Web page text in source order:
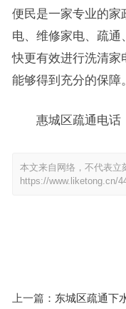
便民是一家专业的家
电、维修家电、疏通
快更有效进行洗清家
能够得到充分的保障。
惠城区疏通电话
本文来自网络，不代表立
https://www.liketong.cn/
上一篇： 东城区疏通下